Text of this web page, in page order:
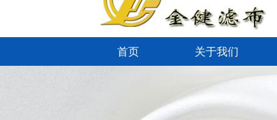
首页 关于我们